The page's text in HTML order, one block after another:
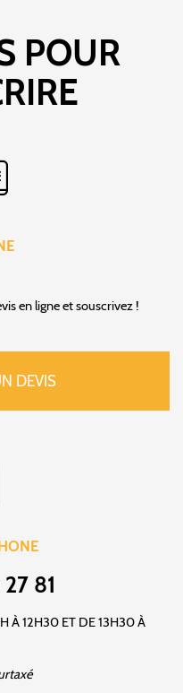
POUR
en ligne et souscrivez !
DEVIS
81
À 12H30 ET DE 13H30 À